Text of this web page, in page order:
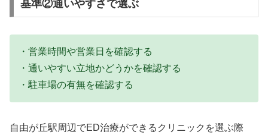
基準②通いやすさで選ぶ
・営業時間や営業日を確認する
・通いやすい立地かどうかを確認する
・駐車場の有無を確認する
自由が丘駅周辺でED治療ができるクリニックを選ぶ際